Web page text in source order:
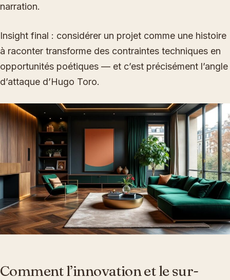
narration.
Insight final : considérer un projet comme une histoire
à raconter transforme des contraintes techniques en
opportunités poétiques — et c’est précisément l’angle
d’attaque d’Hugo Toro.
Comment l’innovation et le sur-